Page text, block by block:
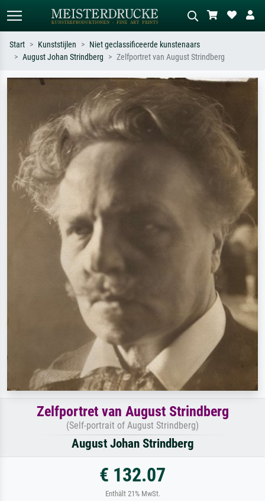
Zoek op kunstenaar, titel of stijl – bijv.
Monet, Sterrennacht, impressionisme,
Hokusai-golf, naakt.
Beschrijf de scène – bijv. groene
weide, abstract met veel rood, donker
olieverfschilderij, staand naakt naast
Start Kunststijlen
Niet geclassificeerde kunstenaars
August Johan Strindberg
Zelfportret van August Strindberg
Zelfportret van August Strindberg
(Self-portrait of August Strindberg)
August Johan Strindberg
€ 132.07
Enthält 21% MwSt.